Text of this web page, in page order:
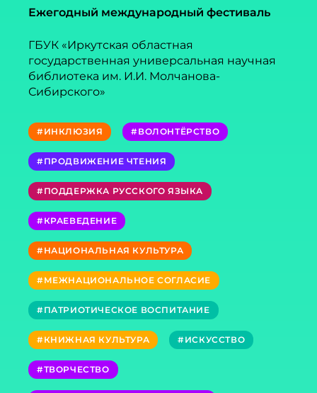
Ежегодный международный фестиваль
ГБУК «Иркутская областная
государственная универсальная научная
библиотека им. И.И. Молчанова-
Сибирского»
#ИНКЛЮЗИЯ #ВОЛОНТЁРСТВО
#ПРОДВИЖЕНИЕ ЧТЕНИЯ
#ПОДДЕРЖКА РУССКОГО ЯЗЫКА
#КРАЕВЕДЕНИЕ
#НАЦИОНАЛЬНАЯ КУЛЬТУРА
#МЕЖНАЦИОНАЛЬНОЕ СОГЛАСИЕ
#ПАТРИОТИЧЕСКОЕ ВОСПИТАНИЕ
#КНИЖНАЯ КУЛЬТУРА #ИСКУССТВО
#ТВОРЧЕСТВО